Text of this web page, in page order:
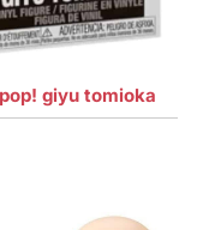
giyu tomioka